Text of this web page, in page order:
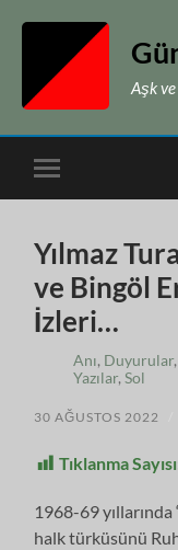
Aşk
Toggle
mobile
Yılmaz
ve Bingöl
İzleri…
Anı, Duyurular
Yazılar,Sol
30 AĞUSTOS 2022
Tıklanma
1968-69
halk türküsünü